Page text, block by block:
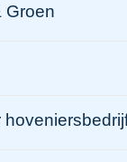
Groen